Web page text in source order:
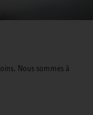
Nous sommes à